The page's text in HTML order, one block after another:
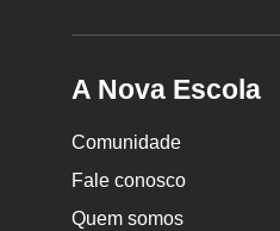
A Nova Escola
Comunidade
Fale conosco
Quem somos